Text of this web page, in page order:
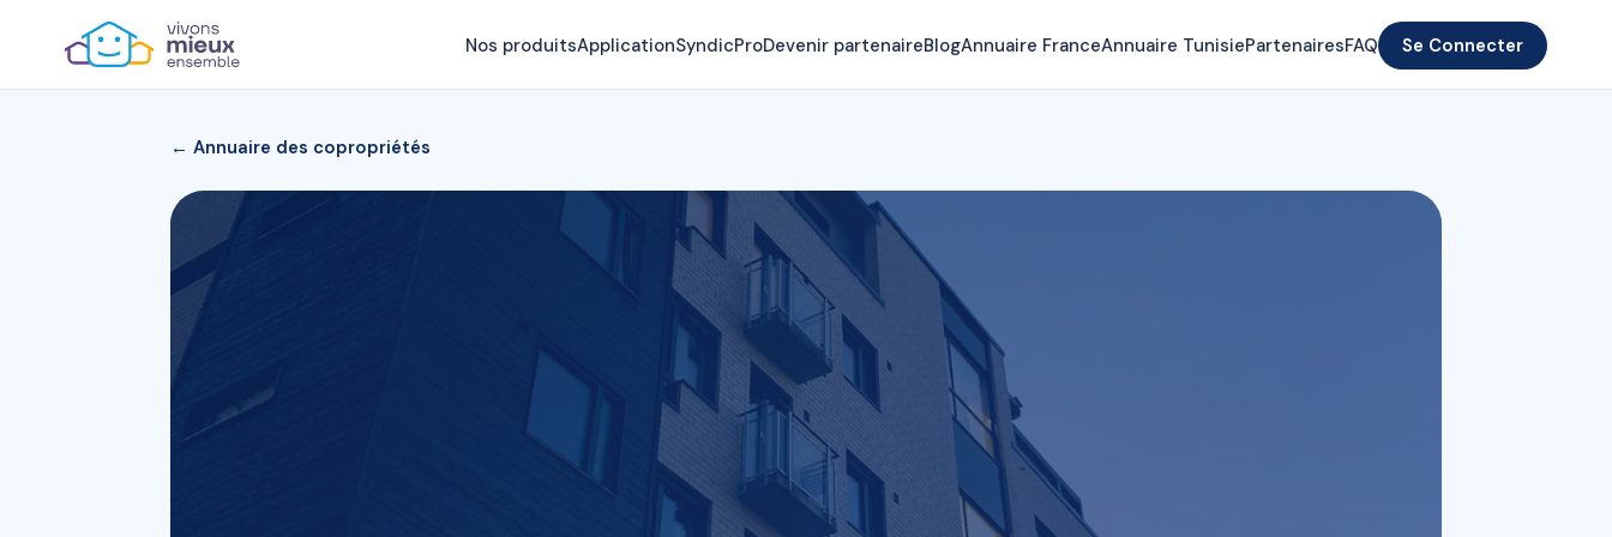
Nos produitsApplicationSyndicProDevenir partenaireBlogAnnuaire FranceAnnuaire TunisiePartenairesFAQ Se Connecter
← Annuaire des copropriétés